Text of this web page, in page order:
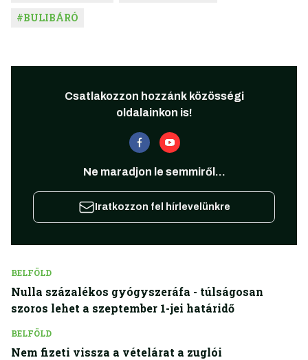
#BULIBÁRÓ
Csatlakozzon hozzánk közösségi
oldalainkon is!
Ne maradjon le semmiről...
Iratkozzon fel hírlevelünkre
BELFÖLD
Nulla százalékos gyógyszeráfa - túlságosan
szoros lehet a szeptember 1-jei határidő
BELFÖLD
Nem fizeti vissza a vételárat a zuglói